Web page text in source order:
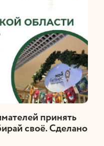
принять
своё. Сделано